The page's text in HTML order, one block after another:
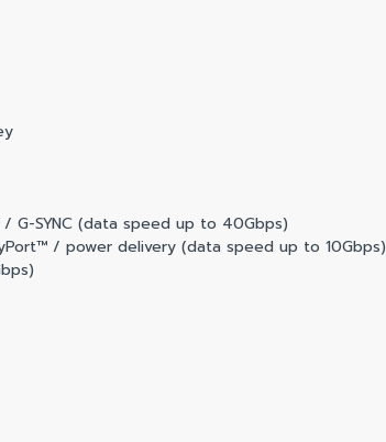
SYNC (data speed up to 40Gbps)
/ power delivery (data speed up to 10Gbps)